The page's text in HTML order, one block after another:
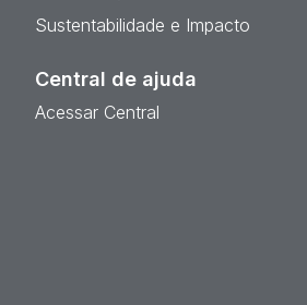
Sustentabilidade e Impacto
Central de ajuda
Acessar Central